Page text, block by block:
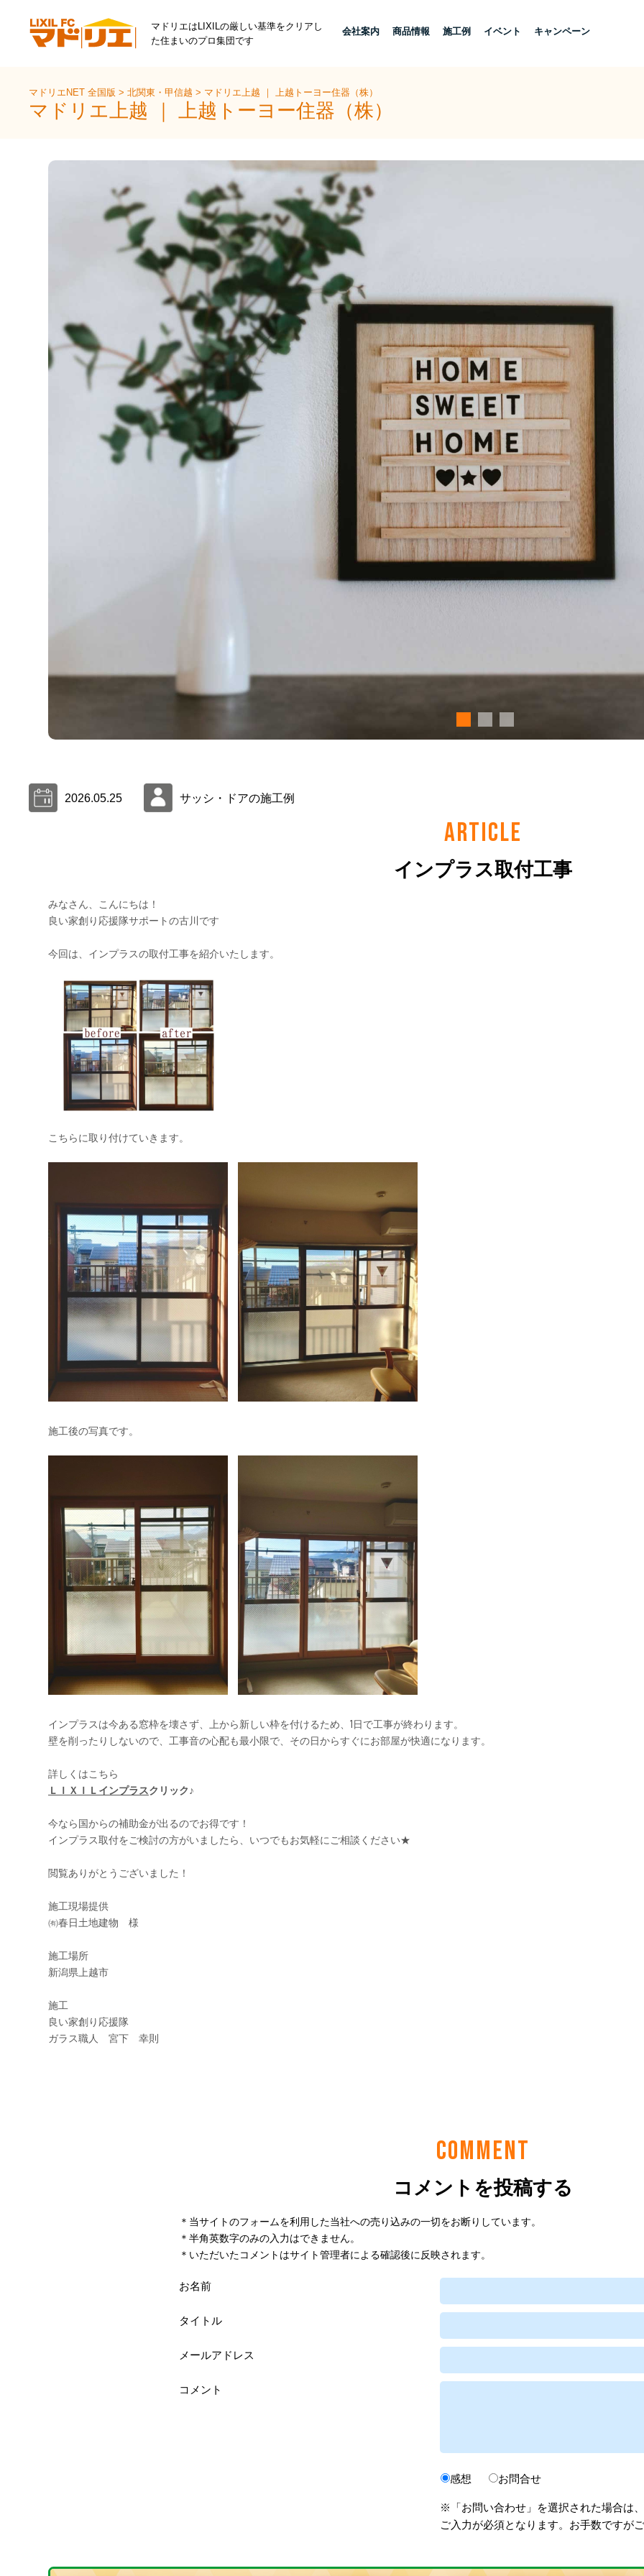
マドリエはLIXILの厳しい基準をクリアし
た住まいのプロ集団です
会社案内 商品情報 施工例 イベント キャンペーン
マドリエNET 全国版>北関東・甲信越> マドリエ上越 ｜ 上越トーヨー住器（株）
マドリエ上越 ｜ 上越トーヨー住器（株）
2026.05.25 サッシ・ドアの施工例
ARTICLE
インプラス取付工事
COMMENT
コメントを投稿する
＊当サイトのフォームを利用した当社への売り込みの一切をお断りしています。
＊半角英数字のみの入力はできません。
＊いただいたコメントはサイト管理者による確認後に反映されます。
お名前
タイトル
メールアドレス
コメント
感想 お問合せ
※「お問い合わせ」を選択された場合は
ご入力が必須となります。お手数ですが